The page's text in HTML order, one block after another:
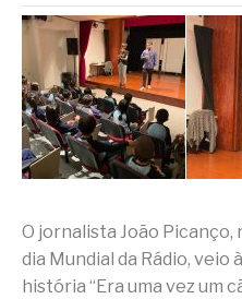
O jornalista João
dia Mundial da Rádio, veio
história “Era uma vez um